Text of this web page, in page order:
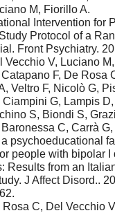
M, Fiorillo A.
Intervention for
Protocol of a
Front Psychiatry.
Vecchio V, Luciano
F, De Rosa
Veltro F, Nicolò G,
Ciampini G, Lampis
S, Biondi S,
C, Carrà G,
psychoeducational
people with bipolar I
Results from an
J Affect Disord..
C, Del Vecchio